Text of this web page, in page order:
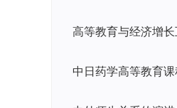
高等教育与经济增
中日药学高等教育